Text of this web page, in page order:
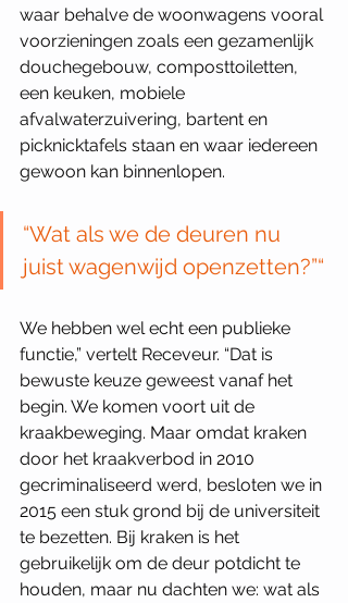
waar behalve de woonwagens vooral
voorzieningen zoals een gezamenlijk
douchegebouw, composttoiletten,
een keuken, mobiele
afvalwaterzuivering, bartent en
picknicktafels staan en waar iedereen
gewoon kan binnenlopen.
“Wat als we de deuren nu
juist wagenwijd openzetten?”“
We hebben wel echt een publieke
functie,” vertelt Receveur. “Dat is
bewuste keuze geweest vanaf het
begin. We komen voort uit de
kraakbeweging. Maar omdat kraken
door het kraakverbod in 2010
gecriminaliseerd werd, besloten we in
2015 een stuk grond bij de universiteit
te bezetten. Bij kraken is het
gebruikelijk om de deur potdicht te
houden, maar nu dachten we: wat als